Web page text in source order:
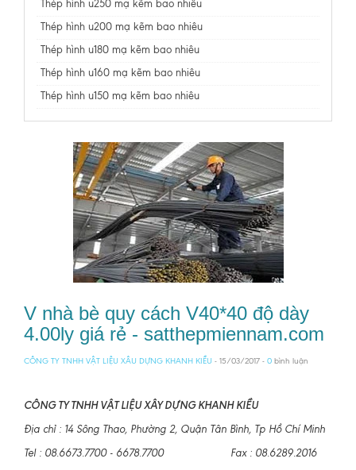
Thép hình u250 mạ kẽm bao nhiêu
Thép hình u200 mạ kẽm bao nhiêu
Thép hình u180 mạ kẽm bao nhiêu
Thép hình u160 mạ kẽm bao nhiêu
Thép hình u150 mạ kẽm bao nhiêu
V nhà bè quy cách V40*40 độ dày
4.00ly giá rẻ - satthepmiennam.com
CÔNG TY TNHH VẬT LIỆU XÂU DỰNG KHANH KIỀU - 15/03/2017 - 0 bình luận
CÔNG TY TNHH VẬT LIỆU XÂY DỰNG KHANH KIỀU
Địa chỉ : 14 Sông Thao, Phường 2, Quận Tân Bình, Tp Hồ Chí Minh
Tel : 08.6673.7700 - 6678.7700 Fax : 08.6289.2016